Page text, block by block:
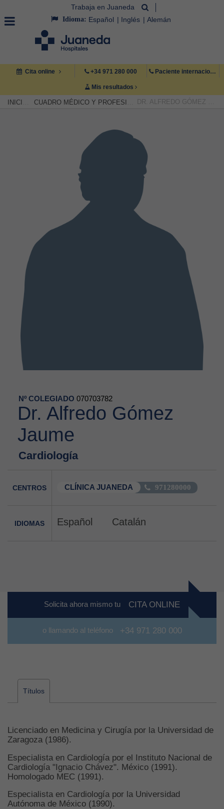
Trabaja en Juaneda
Idioma: Español Inglés Alemán
Cita online +34 971 280 000 Paciente internacional +34 971 222 222
Mis resultados
INICIO CUADRO MÉDICO Y PROFESIONAL DR. ALFREDO GÓMEZ JAUME
Nº COLEGIADO 070703782
Dr. Alfredo Gómez
Jaume
Cardiología
CENTROS CLÍNICA JUANEDA 971280000
IDIOMAS Español Catalán
Solicita ahora mismo tu CITA ONLINE
o llamando al teléfono +34 971 280 000
Títulos
Licenciado en Medicina y Cirugía por la Universidad de
Zaragoza (1986).
Especialista en Cardiología por el Instituto Nacional de
Cardiología "Ignacio Chávez". México (1991).
Homologado MEC (1991).
Especialista en Cardiología por la Universidad
Autónoma de México (1990).